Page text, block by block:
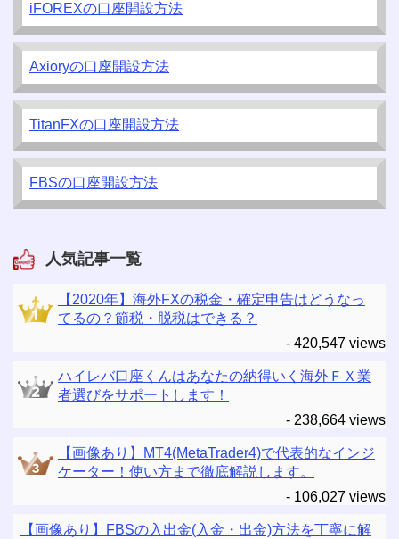
iFOREXの口座開設方法
Axioryの口座開設方法
TitanFXの口座開設方法
FBSの口座開設方法
人気記事一覧
【2020年】海外FXの税金・確定申告はどうなっ
てるの？節税・脱税はできる？
- 420,547 views
ハイレバ口座くんはあなたの納得いく海外ＦＸ業
者選びをサポートします！
- 238,664 views
【画像あり】MT4(MetaTrader4)で代表的なインジ
ケーター！使い方まで徹底解説します。
- 106,027 views
【画像あり】FBSの入出金(入金・出金)方法を丁寧に解